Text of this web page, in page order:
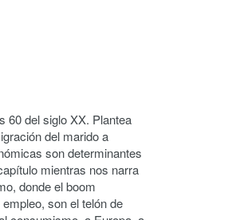
60 del siglo XX. Plantea
del marido a
son determinantes
mientras nos narra
donde el boom
son el telón de